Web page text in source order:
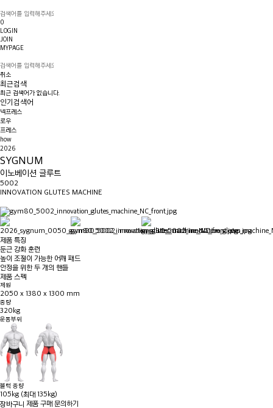
0
LOGIN
JOIN
MYPAGE
취소
최근검색
최근 검색어가 없습니다.
인기검색어
넥프레스
로우
프레스
how
2026
SYGNUM
이노베이션 글루트
5002
INNOVATION GLUTES MACHINE
제품 특징
둔근 강화 훈련
높이 조절이 가능한 어깨 패드
안정을 위한 두 개의 핸들
제품 스펙
제원
2050 x 1380 x 1300 mm
중량
320kg
운동부위
블럭 중량
105kg (최대 135kg)
제품 구매 문의하기